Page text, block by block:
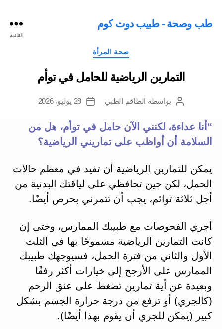
طب وصحة - طبيب دوت كوم
القائمة
التصنيفات
صحة المرأة
التمارين الرياضية للحامل في توأم
كاتببواسطة الطاقم الطبي
تاريخ
29 يوليو، 2026
“أنا عداءة، لكنني الآن حامل في توأم، هل من
السلامة أن أواظب على تماريني الرياضية؟
يمكن للتمارين الرياضية أن تفيد في معظم حالات
الحمل، لكن حين تحافظي على لياقتك البدنية من
أجل ثلاثة توائم، يجب أن تتمرني بحرص أيضًا.
أجري الفحوصات مع طبيبك الممارس، وحتى إن
كانت التمارين الرياضية مسموحًا بها في الثلث
الأول والثاني من فترة الحمل، فسيوجهك طبيبك
الممارس على الأرجح إلى خيارات أكثر رفقًا
وبعيدة عن أية تمارين تضغط على عنق الرحم
(كالجري) أو ترفع من درجة حرارة الجسم بشكل
كبير (يمكن للجري أن يقوم بهذا أيضًا).